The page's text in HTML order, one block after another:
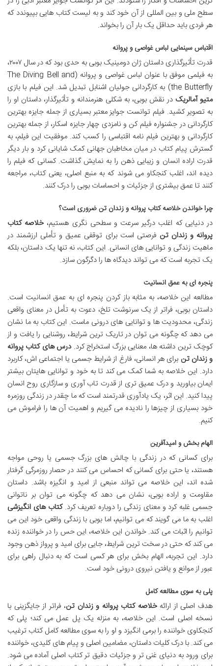
سطح ملی و بین المللی از آن خود کند و به لیست کتاب هایی بپیوندد که
هر فردی باید حداقل یک بار آن را بخواند.
اقتباس سینمایی لباس غواصی و پروانه
قدرت تأثیرگذاری داستان ژان دومینیک بوبی به حدی بود که در سال ۲۰۰۷،
به فیلمی موفق با عنوان لباس غواصی و پروانه (The Diving Bell and
the Butterfly) به کارگردانی جولیان اشنابل تبدیل شد. این فیلم با بازی
متیو آمالریک در نقش بوبی، به شکلی هنرمندانه و تأثیرگذار، داستان او را
به تصویر کشید. فیلم توانست جوایز معتبر بسیاری از جمله جایزه بهترین
کارگردانی در جشنواره فیلم کن و نامزدی چهار جایزه اسکار، از جمله بهترین
کارگردانی و بهترین فیلم نامه اقتباسی را کسب کند. موفقیت این فیلم، به
گسترش پیام کتاب در میان مخاطبان جهانی کمک شایانی کرد و بار دیگر
قدرت اراده انسان و زیبایی ذهن را به نمایش گذاشت. کسانی که فیلم را
دیده اند، اغلب کنجکاو می شوند که به منبع اصلی، یعنی کتاب، مراجعه
کنند تا عمق بیشتری از جزئیات و احساسات بوبی را درک کنند.
چرا خواندن خلاصه کتاب پروانه و زندان تن ضروری است؟
در دنیایی که اغلب درگیر سرعت و سطحی نگری هستیم،خلاصه کتاب
پروانه و زندان تن فرصتی است برای توقفی عمیق و تأملی ارزشمند در
ماهیت زندگی و توانایی های انسانی. این کتاب، نه تنها یک داستان، بلکه
یک تجربه است که می تواند دیدگاه ها را دگرگون سازد.
پنجره ای به عمق انسانیت
مطالعه این خلاصه، به مثابه باز کردن پنجره ای به عمق انسانیت است.
داستان بوبی، فراتر از یک سرنوشت تلخ، دعوت به تأمل در معنای واقعی
زندگی، محدودیت ها و توانایی های درونی ماست. این کتاب به ما نشان
می دهد که چگونه می توان در تاریک ترین شرایط، روشنایی را یافت و از
کوچک ترین داشته ها، معنایی بزرگ استخراج کرد.درس های کتاب پروانه
و زندان تن برای هر انسانی، فارغ از شرایط جسمی یا اجتماعی اش، کاربرد
دارد. این خلاصه به شما کمک می کند تا به خود و توانایی هایتان بیشتر
ایمان بیاورید و درک عمیق تری از قدرت تاب آوری و سازگاری روح انسان
پیدا کنید. این اثر، یک یادآوری قدرتمند است که ما چقدر در زندگی روزمره
خود بسیاری از چیزها را نادیده می گیریم و اهمیت آن ها را فراموش می
کنیم.
الهام بخش و امیدآفرین
برای کسانی که در زندگی با چالش های بزرگ جسمی یا روحی مواجه
هستند، یا حتی برای کسانی که احساس می کنند در حصار روزمرگی گرفتار
شده اند، این خلاصه می تواند منبعی از امید و انگیزه باشد. داستان
مقاومت و اراده بوبی، نشان می دهد که چگونه می توان بر ناتوانی
جسمی غلبه کرد و معنای زندگی را دوباره تعریف کرد.کتاب های انگیزشی
اغلب به ما می گویند که می توانیم، اما بوبی با زندگی واقعی خود این می
توانیم را اثبات می کند. خواندن این خلاصه، این حس را در خواننده زنده
می کند که حتی در سخت ترین شرایط، جایی برای امید و پرواز ذهن وجود
دارد. این تجربه، الهام بخش برای هر کسی است که به دنبال راهی برای
عبور از موانع و یافتن نیروی درونی خود است.
پلی به سوی مطالعه کامل
هدف اصلی از ارائهخلاصه کتاب پروانه و زندان تن، فراتر از جایگزینی با
نسخه اصلی است. این خلاصه، به منزله یک پل عمل می کند؛ پلی که
کنجکاوی خواننده را برمی انگیزد و او را به سوی مطالعه کامل کتاب ترغیب
می کند. با درک کلیات داستان، مضامین اصلی و پیام های کلیدی، خواننده
برای ورود به دنیای غنی تر و جزئیات دقیق تر کتاب اصلی آماده می شود.